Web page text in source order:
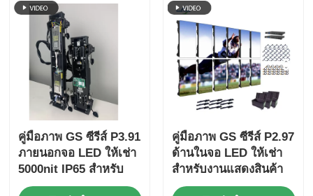
คู่มือภาพ GS ซีรีส์ P3.91
ภายนอกจอ LED ให้เช่า
5000nit IP65 สําหรับ
เทศกาลดนตรี, 7680Hz
คู่มือภาพ GS ซีรีส์ P2.97
ด้านในจอ LED ให้เช่า
สําหรับงานแสดงสินค้า
7680Hz ไม่มีจอดํา CE